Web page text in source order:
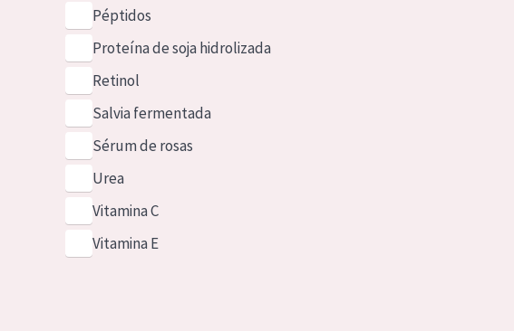
Péptidos
Proteína de soja hidrolizada
Retinol
Salvia fermentada
Sérum de rosas
Urea
Vitamina C
Vitamina E